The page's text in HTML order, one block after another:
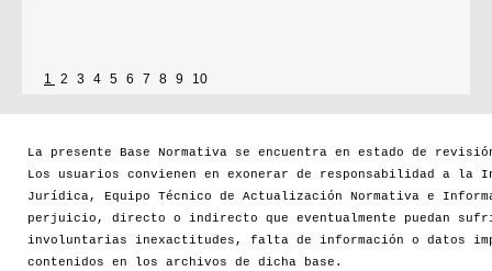
1 2 3 4 5 6 7 8 9 10
La presente Base Normativa se encuentra en estado de
Los usuarios convienen en exonerar de responsabilidad a la
Jurídica, Equipo Técnico de Actualización Normativa e
perjuicio, directo o indirecto que eventualmente puedan
involuntarias inexactitudes, falta de información o datos
contenidos en los archivos de dicha base.